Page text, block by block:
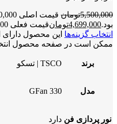
5,500,000تومان
بود.4,699,000تومانقیمت فعلی 4,699,000تومان است.
انتخاب گزینه‌ها این محصول دارای
ممکن است در صفحه محصول
برند TSCO | تسکو
مدل GFan 330
نور پردازی فن دارد